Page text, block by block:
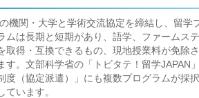
機関・大学と学術交流協定を締結し、留学
ムは長期と短期があり、語学、ファームス
取得・互換できるもの、現地授業料が免除
す。文部科学省の「トビタテ！留学JAPAN
度（協定派遣）」にも複数プログラムが採
ています。